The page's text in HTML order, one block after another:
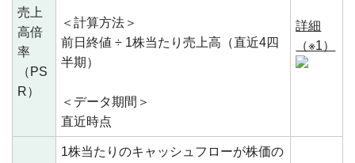
売上
高倍
率
（PS
R）
＜計算方法＞
前日終値 ÷ 1株当たり売上高（直近4四
半期）
＜データ期間＞
直近時点
詳細
（※1）
1株当たりのキャッシュフローが株価の